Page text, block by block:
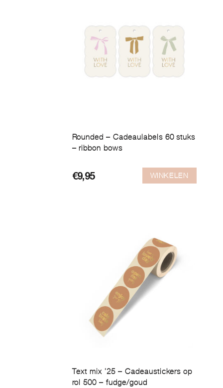
Rounded – Cadeaulabels 60 stuks
– ribbon bows
€9,95 WINKELEN
Text mix ’25 – Cadeaustickers op
rol 500 – fudge/goud